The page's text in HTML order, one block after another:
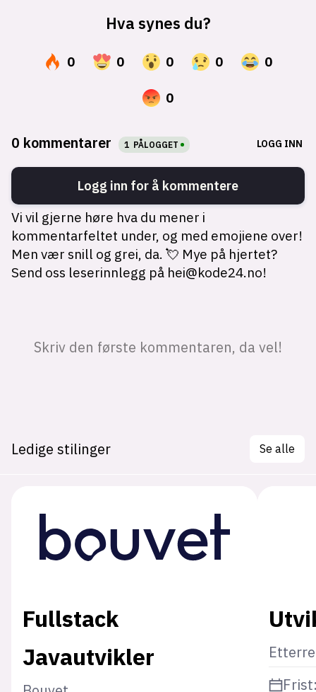
Ledige stilinger Se alle
Fullstack
Javautvikler